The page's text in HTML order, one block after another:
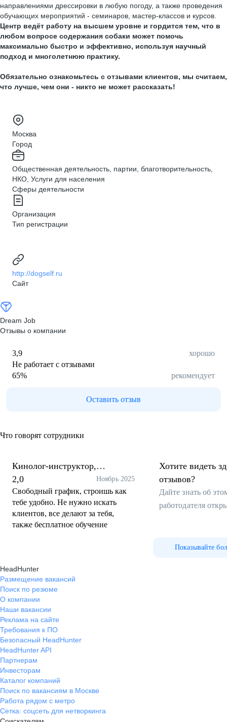
направлениями дрессировки в любую погоду, а также проведения
обучающих мероприятий - семинаров, мастер-классов и курсов.
Центр ведёт работу на высшем уровне и гордится тем, что в
любом вопросе содержания собаки может помочь
максимально быстро и эффективно, используя научный
подход и многолетнюю практику.
Обязательно ознакомьтесь с отзывами клиентов, мы считаем,
что лучше, чем они - никто не может рассказать!
Москва
Город
Общественная деятельность, партии, благотворительность,
НКО, Услуги для населения
Сферы деятельности
Организация
Тип регистрации
http://dogself.ru
Сайт
Dream Job
Отзывы о компании
3,9
хорошо
Не работает с отзывами
65% рекомендует
Оставить отзыв
Что говорят сотрудники
Кинолог-инструктор,
зоопсихолог
2,0 Ноябрь 2025
Свободный график, строишь как
тебе удобно. Не нужно искать
клиентов, все делают за тебя,
также бесплатное обучение
Хотите видеть
отзывов?
Дайте знать об
работодателя
Показывайте
HeadHunter
Размещение вакансий
Поиск по резюме
О компании
Наши вакансии
Реклама на сайте
Требования к ПО
Безопасный HeadHunter
HeadHunter API
Партнерам
Инвесторам
Каталог компаний
Поиск по вакансиям в Москве
Работа рядом с метро
Сетка: соцсеть для нетворкинга